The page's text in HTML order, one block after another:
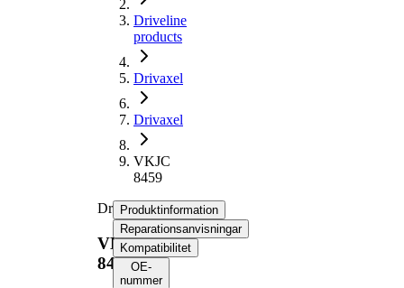
Driveline
products
Drivaxel
Drivaxel
VKJC
8459
Drivaxel
VKJC
8459
Produktinformation
Reparationsanvisningar
Kompatibilitet
OE-
nummer